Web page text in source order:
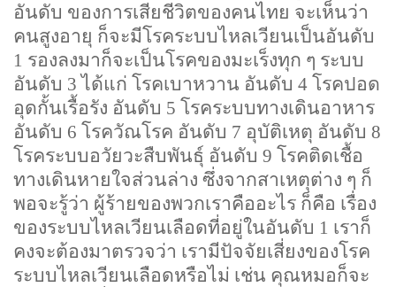
อันดับ ของการเสียชีวิตของคนไทย จะเห็นว่า
คนสูงอายุ ก็จะมีโรคระบบไหลเวียนเป็นอันดับ
1 รองลงมาก็จะเป็นโรคของมะเร็งทุก ๆ ระบบ
อันดับ 3ได้แก่ โรคเบาหวาน อันดับ 4 โรคปอด
อุดกั้นเรื้อรัง อันดับ 5 โรคระบบทางเดินอาหาร
อันดับ 6 โรควัณโรค อันดับ 7 อุบัติเหตุ อันดับ 8
โรคระบบอวัยวะสืบพันธุ์ อันดับ 9 โรคติดเชื้อ
ทางเดินหายใจส่วนล่าง ซึ่งจากสาเหตุต่าง ๆ ก็
พอจะรู้ว่า ผู้ร้ายของพวกเราคืออะไร ก็คือ เรื่อง
ของระบบไหลเวียนเลือดที่อยู่ในอันดับ 1 เราก็
คงจะต้องมาตรวจว่า เรามีปัจจัยเสี่ยงของโรค
ระบบไหลเวียนเลือดหรือไม่ เช่น คุณหมอก็จะ